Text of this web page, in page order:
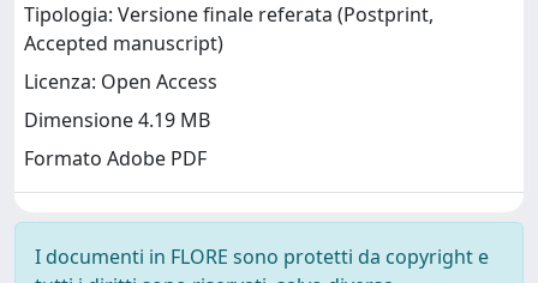
Tipologia: Versione finale referata (Postprint,
Accepted manuscript)
Licenza: Open Access
Dimensione 4.19 MB
Formato Adobe PDF
I documenti in FLORE sono protetti da copyright e